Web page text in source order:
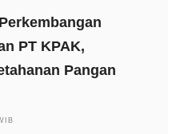
PT KPAK,
Pangan